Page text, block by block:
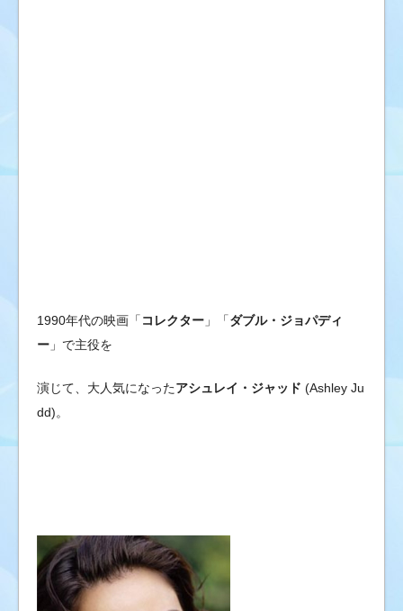
能
情
1990年代の映画「 コレクター 」「ダブル・ジョパディ
ー 」で主役を
演じて、大人気になったアシュレイ・ジャッド (Ashley Ju
dd)。